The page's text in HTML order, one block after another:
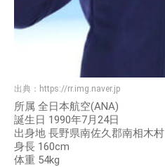
出典： https://rr.img.naver.jp
所属 全日本航空(ANA)
誕生日 1990年7月24日
出身地 長野県南佐久郡南相木村
身長 160cm
体重 54kg